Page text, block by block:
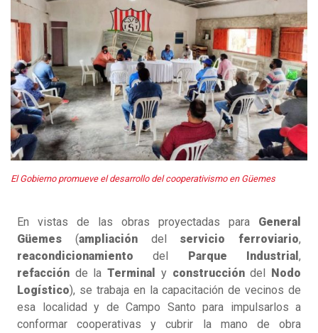
El Gobierno promueve el desarrollo del cooperativismo en Güemes
En vistas de las obras proyectadas para General
Güemes (ampliacióndel servicio ferroviario,
reacondicionamiento del Parque Industrial,
refacción de laTerminal y construccióndel Nodo
Logístico), se trabaja en la capacitación de vecinos de
esa localidad y de Campo Santo para impulsarlos a
conformar cooperativas y cubrir la mano de obra